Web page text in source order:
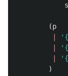
(p
'
'
'
)